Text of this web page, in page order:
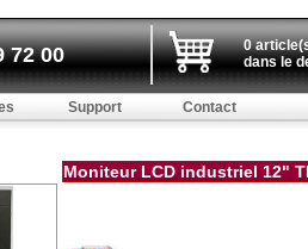
Moniteur LCD industriel 12"
Support Contact
0
dans le
72 00